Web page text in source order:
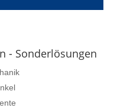
- Sonderlösungen